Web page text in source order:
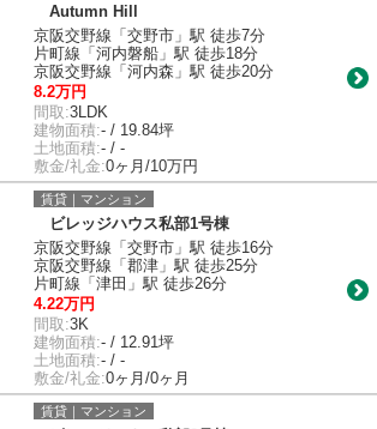
Autumn Hill
京阪交野線「交野市」駅 徒歩7分
片町線「河内磐船」駅 徒歩18分
京阪交野線「河内森」駅 徒歩20分
8.2万円
間取:3LDK
建物面積:- / 19.84坪
土地面積:- / -
敷金/礼金:0ヶ月/10万円
賃貸｜マンション
ビレッジハウス私部1号棟
京阪交野線「交野市」駅 徒歩16分
京阪交野線「郡津」駅 徒歩25分
片町線「津田」駅 徒歩26分
4.22万円
間取:3K
建物面積:- / 12.91坪
土地面積:- / -
敷金/礼金:0ヶ月/0ヶ月
賃貸｜マンション